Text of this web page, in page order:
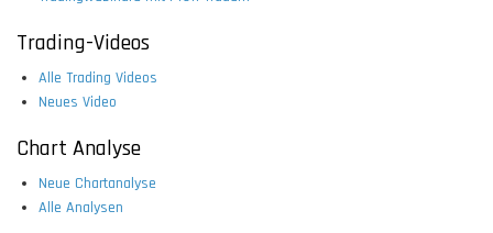
Trading-Videos
Alle Trading Videos
Neues Video
Chart Analyse
Neue Chartanalyse
Alle Analysen